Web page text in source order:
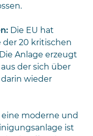
Die EU hat
der 20 kritischen
Anlage erzeugt
der sich über
wieder
moderne und
ist